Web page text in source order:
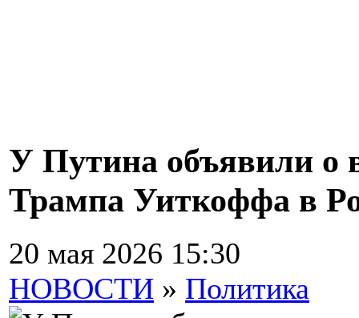
У Путина объявили о
Трампа Уиткоффа в
20 мая 2026 15:30
НОВОСТИ » Политика